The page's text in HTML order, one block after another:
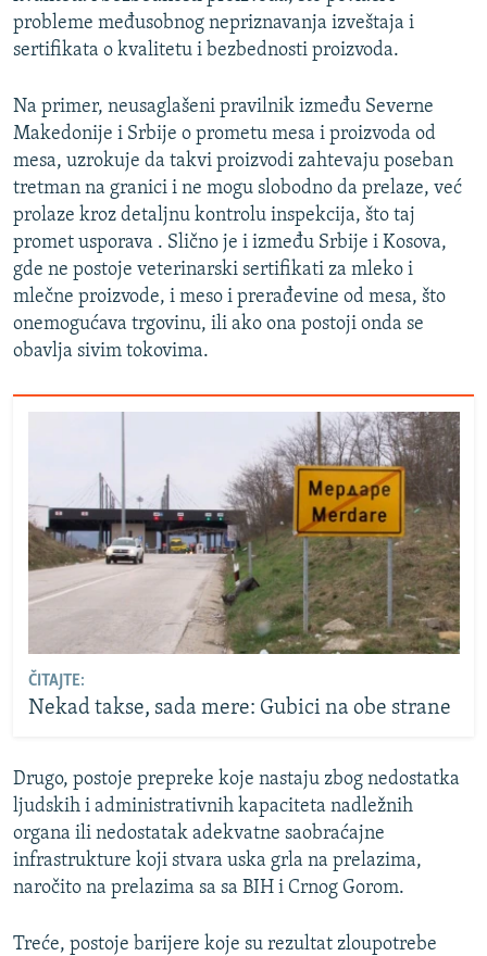
probleme međusobnog nepriznavanja izveštaja i
sertifikata o kvalitetu i bezbednosti proizvoda.
Na primer, neusaglašeni pravilnik između Severne
Makedonije i Srbije o prometu mesa i proizvoda od
mesa, uzrokuje da takvi proizvodi zahtevaju poseban
tretman na granici i ne mogu slobodno da prelaze, već
prolaze kroz detaljnu kontrolu inspekcija, što taj
promet usporava . Slično je i između Srbije i Kosova,
gde ne postoje veterinarski sertifikati za mleko i
mlečne proizvode, i meso i prerađevine od mesa, što
onemogućava trgovinu, ili ako ona postoji onda se
obavlja sivim tokovima.
ČITAJTE:
Nekad takse, sada mere: Gubici na obe strane
Drugo, postoje prepreke koje nastaju zbog nedostatka
ljudskih i administrativnih kapaciteta nadležnih
organa ili nedostatak adekvatne saobraćajne
infrastrukture koji stvara uska grla na prelazima,
naročito na prelazima sa sa BIH i Crnog Gorom.
Treće, postoje barijere koje su rezultat zloupotrebe